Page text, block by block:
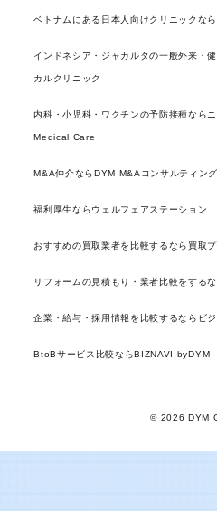
ベトナムにある日本人向けクリニックな
インドネシア・ジャカルタの一般外来・
カルクリニック
内科・小児科・ワクチンの予防接種なら
Medical Care
M&A仲介ならDYM M&Aコンサルティング
福利厚生ならウェルフェアステーション
おすすめの買取業者を比較するなら買取プ
リフォームの見積もり・業者比較をする
企業・給与・採用情報を比較するならビ
BtoBサービス比較ならBIZNAVI byDYM
© 2026 DYM